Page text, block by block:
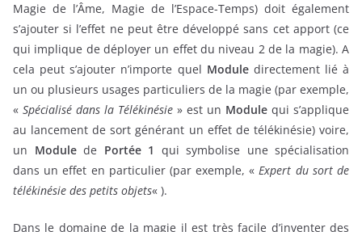
Magie de l’Âme, Magie de l’Espace-Temps) doit également
s’ajouter si l’effet ne peut être développé sans cet apport (ce
qui implique de déployer un effet du niveau 2 de la magie). A
cela peut s’ajouter n’importe quel Moduledirectement lié à
un ou plusieurs usages particuliers de la magie (par exemple,
« Spécialisé dans la Télékinésie » est un Module qui s’applique
au lancement de sort générant un effet de télékinésie) voire,
un Modulede Portée 1 qui symbolise une spécialisation
dans un effet en particulier (par exemple, «Expert du sort de
télékinésie des petits objets« ).
Dans le domaine de la magie il est très facile d’inventer des